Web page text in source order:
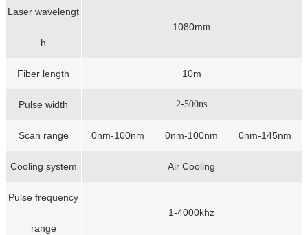
Laser wavelengt
h
1080mm
Fiber length 10m
Pulse width 2-500ns
Scan range 0nm-100nm 0nm-100nm 0nm-145nm
Cooling system Air Cooling
Pulse frequency
range
1-4000khz